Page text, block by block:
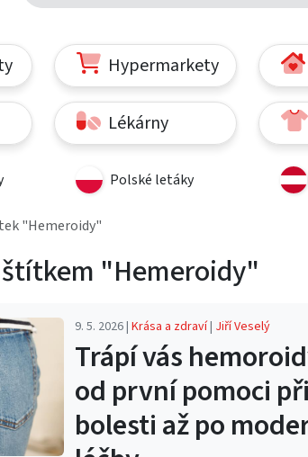
Hypermarkety
Lékárny
Polské letáky
"Hemeroidy"
"Hemeroidy"
9. 5. 2026 | Krása a zdraví| Jiří Veselý
Trápí vás
od první pomoci
bolesti až po